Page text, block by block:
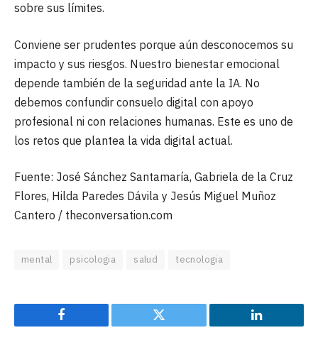
sobre sus límites.
Conviene ser prudentes porque aún desconocemos su
impacto y sus riesgos. Nuestro bienestar emocional
depende también de la seguridad ante la IA. No
debemos confundir consuelo digital con apoyo
profesional ni con relaciones humanas. Este es uno de
los retos que plantea la vida digital actual.
Fuente: José Sánchez Santamaría, Gabriela de la Cruz
Flores, Hilda Paredes Dávila y Jesús Miguel Muñoz
Cantero / theconversation.com
mental psicologia salud tecnologia
Facebook Twitter LinkedIn